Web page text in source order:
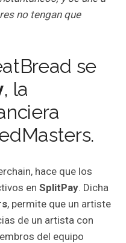
no tengan que
se
, la
hace que los
en SplitPay. Dicha
, permite que un artiste
de un artista con
del equipo